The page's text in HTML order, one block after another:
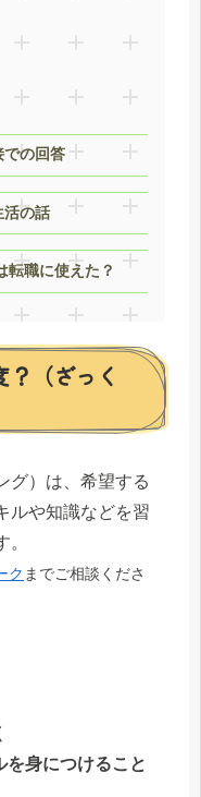
での回答
活の話
転職に使えた？
（ざっく
グ）は、希望する
ルや知識などを習
。
ク までご相談くださ
を身につけること